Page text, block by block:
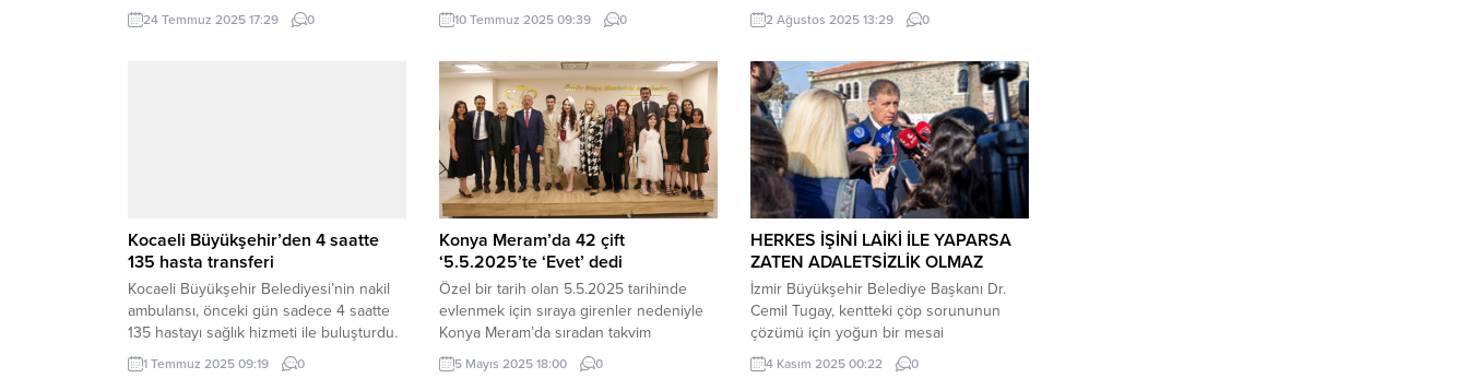
müdahale çalışmalarına destek olmak
amacıyla harekete geçti. Yangınların
24 Temmuz 2025 17:29 0
tarafından kurulan Engelli Çalışmaları
Merkezi’ni ziyaret etti. İZMİR (İGFA) –
Cemil Tugay, “engelli dostu kent” vizyonu
doğrultusunda Karabağlar Yurtoğlu
Mahallesi’nde engellilere yönelik yapılan
Engelli Çalışmaları Merkezi’ni ziyaret
ederek hem engelli bireyler ve aileleri...
10 Temmuz 2025 09:39 0
dönüştürdü. ORDU (İGFA) – Göbü
Mahallesi Köyaltı sokakta 1 km’lik yolda
ekipler, vatandaşları toz ve çamurdan
kurtararak yılların özlemine son verdi.
“BURASI BİZİM KANAYAN YARAMIZDI”
Göbü Mahallesi Muhtarı Ahmet...
2 Ağustos 2025 13:29 0
Kocaeli Büyükşehir’den 4 saatte
135 hasta transferi
Kocaeli Büyükşehir Belediyesi’nin nakil
ambulansı, önceki gün sadece 4 saatte
135 hastayı sağlık hizmeti ile buluşturdu.
KOCAELİ (İGFA) – Kocaeli Büyükşehir
Belediyesi sağlık alanında hizmetlerine
1 Temmuz 2025 09:19 0
Konya Meram’da 42 çift
‘5.5.2025’te ‘Evet’ dedi
Özel bir tarih olan 5.5.2025 tarihinde
evlenmek için sıraya girenler nedeniyle
Konya Meram’da sıradan takvim
yapraklarından çok daha fazlası oldu.
KONYA (İGFA) – Bu özel tarihi, bir ömür
5 Mayıs 2025 18:00 0
HERKES İŞİNİ LAİKİ İLE YAPARSA
ZATEN ADALETSİZLİK OLMAZ
İzmir Büyükşehir Belediye Başkanı Dr.
Cemil Tugay, kentteki çöp sorununun
çözümü için yoğun bir mesai
harcandığını belirterek, “Bir problem
yaratmaya çalışıyorlar. O problem emin
4 Kasım 2025 00:22 0